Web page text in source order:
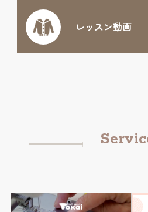
レッスン動画